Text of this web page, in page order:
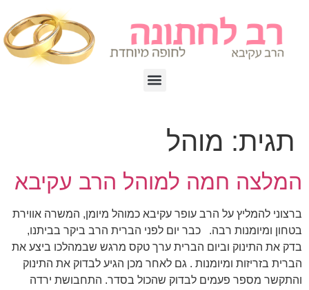
תגית: מוהל
המלצה חמה למוהל הרב עקיבא
ברצוני להמליץ על הרב עופר עקיבא כמוהל מיומן, המשרה אווירת
בטחון ומיומנות רבה. כבר יום לפני הברית הרב ביקר בביתנו,
בדק את התינוק וביום הברית ערך טקס מרגש שבמהלכו ביצע את
הברית בזריזות ומיומנות . גם לאחר מכן הגיע לבדוק את התינוק
והתקשר מספר פעמים לבדוק שהכול בסדר. התחבושת ירדה